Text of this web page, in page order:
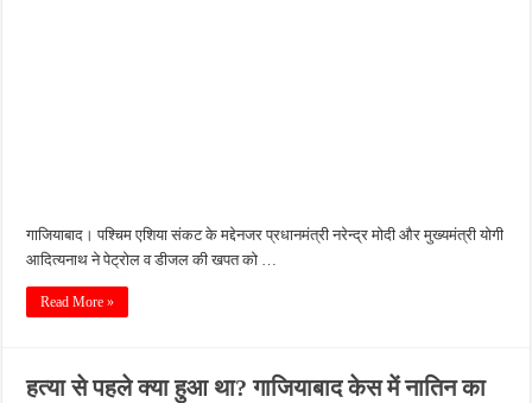
गाजियाबाद। पश्चिम एशिया संकट के मद्देनजर प्रधानमंत्री नरेन्द्र मोदी और मुख्यमंत्री योगी
आदित्यनाथ ने पेट्रोल व डीजल की खपत को …
Read More »
हत्या से पहले क्या हुआ था? गाजियाबाद केस में नातिन का